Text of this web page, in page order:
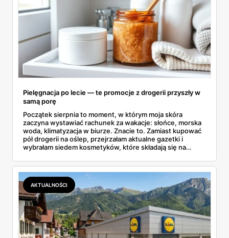
Pielęgnacja po lecie — te promocje z drogerii przyszły w
samą porę
Początek sierpnia to moment, w którym moja skóra
zaczyna wystawiać rachunek za wakacje: słońce, morska
woda, klimatyzacja w biurze. Znacie to. Zamiast kupować
pół drogerii na oślep, przejrzałam aktualne gazetki i
wybrałam siedem kosmetyków, które składają się na
dermokosmetyki Vichy. Wszystkie ceny sprawdziłam w
ofertach, terminy też.
AKTUALNOŚCI